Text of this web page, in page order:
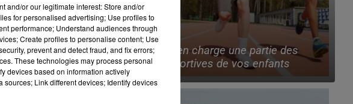
10h35
Lille prend en charge une partie des
licences sportives de vos enfants
and/or our legitimate interest: Store and/or
for personalised advertising; Use profiles to
performance; Understand audiences through
Create profiles to personalise content; Use
prevent and detect fraud, and fix errors;
These technologies may process personal
devices based on information actively
Link different devices; Identify devices